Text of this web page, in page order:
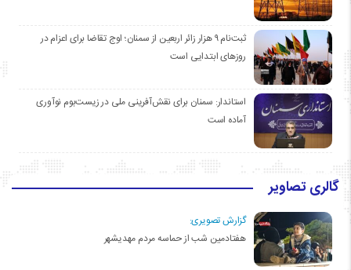
ثبت‌نام ۹ هزار زائر اربعین از سمنان؛ اوج تقاضا برای اعزام در
روزهای ابتدایی است
استاندار: سمنان برای نقش‌آفرینی ملی در زیست‌بوم نوآوری
آماده است
گالری تصاویر
گزارش تصویری:
هفتادمین شب از حماسه مردم مهدیشهر